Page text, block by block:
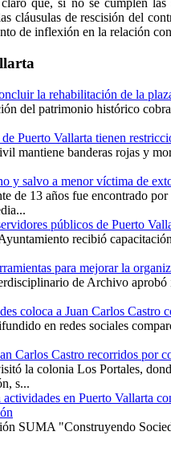
que, si no se cumplen
cláusulas de rescisión del
de inflexión en la relación
la rehabilitación de la
del patrimonio histórico
Puerto Vallarta tienen
mantiene banderas rojas y
y salvo a menor víctima de
de 13 años fue encontrado
públicos de Puerto
recibió
para mejorar la
de Archivo aprobó
coloca a Juan Carlos
en redes sociales
Carlos Castro recorridos por
la colonia Los Portales,
s...
en Puerto Vallarta
SUMA "Construyendo